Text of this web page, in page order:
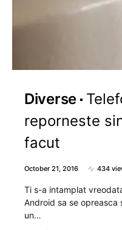
Diverse
reporneste
facut
October 21, 2016 434
Ti s-a intamplat
Android sa se opreasca
un…